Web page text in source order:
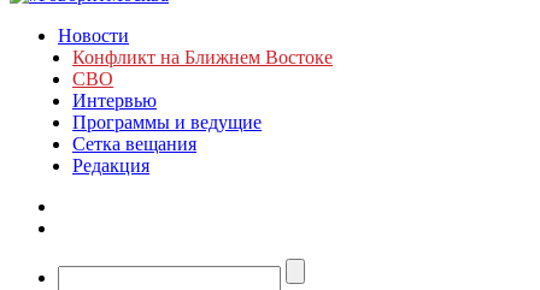
Новости
Конфликт на Ближнем Востоке
СВО
Интервью
Программы и ведущие
Сетка вещания
Редакция